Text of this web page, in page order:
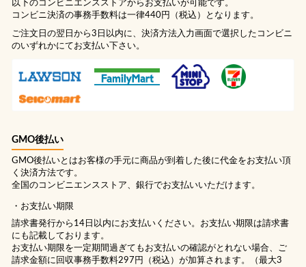
以下のコンビニエンスストアからお支払いが可能です。
コンビニ決済の事務手数料は一律440円（税込）となります。
ご注文日の翌日から3日以内に、決済方法入力画面で選択したコンビニ
のいずれかにてお支払い下さい。
GMO後払い
GMO後払いとはお客様の手元に商品が到着した後に代金をお支払い頂
く決済方法です。
全国のコンビニエンスストア、銀行でお支払いいただけます。
お支払い期限
請求書発行から14日以内にお支払いください。お支払い期限は請求書
にも記載しております。
お支払い期限を一定期間過ぎてもお支払いの確認がとれない場合、ご
請求金額に回収事務手数料297円（税込）が加算されます。（最大3